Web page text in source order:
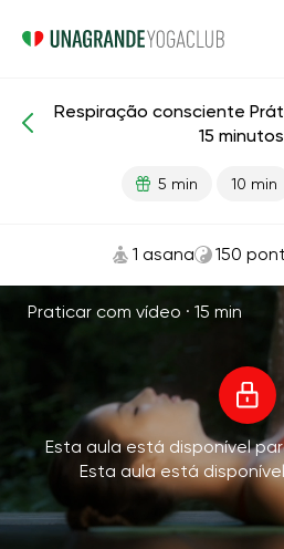
Meditação e respiração
Respiração consciente
15 minutos
5 min 10 min
1 asana 150
Praticar com vídeo · 15 min
Esta aula está disponível
Esta aula está